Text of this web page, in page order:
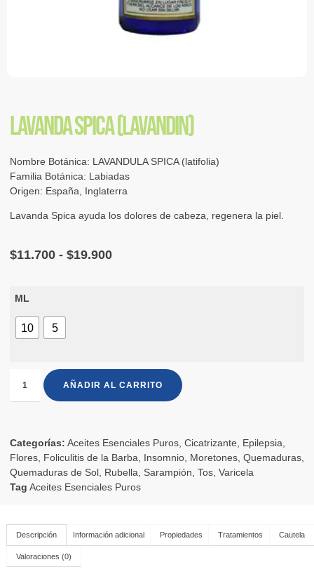
LAVANDA SPICA (LAVANDIN)
Nombre Botánica: LAVANDULA SPICA (latifolia)
Familia Botánica: Labiadas
Origen: España, Inglaterra
Lavanda Spica ayuda los dolores de cabeza, regenera la piel.
$11.700 - $19.900
ML
10 5
AÑADIR AL CARRITO
Categorías: Aceites Esenciales Puros Cicatrizante Epilepsia
Flores Foliculitis de la Barba Insomnio Moretones Quemaduras
Quemaduras de Sol Rubella Sarampión Tos Varicela
Tag Aceites Esenciales Puros
Descripción Información adicional Propiedades Tratamientos Cautela
Valoraciones (0)